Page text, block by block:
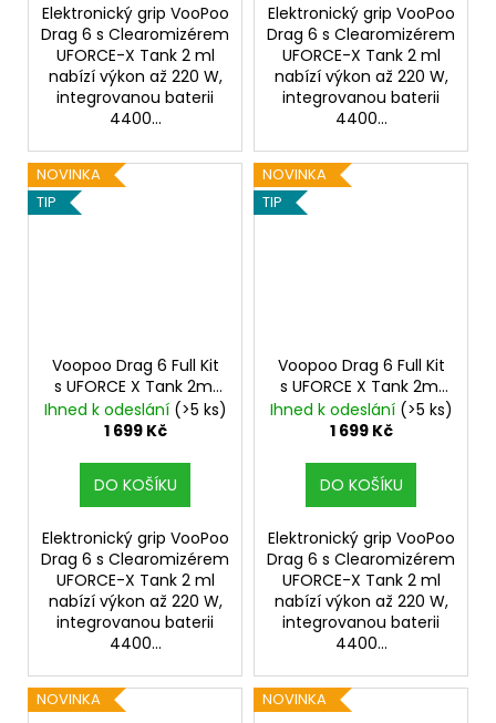
Elektronický grip VooPoo
Drag 6 s Clearomizérem
UFORCE-X Tank 2 ml
nabízí výkon až 220 W,
integrovanou baterii
4400...
Elektronický grip VooPoo
Drag 6 s Clearomizérem
UFORCE-X Tank 2 ml
nabízí výkon až 220 W,
integrovanou baterii
4400...
NOVINKA
TIP
Voopoo Drag 6 Full Kit
s UFORCE X Tank 2ml
Silver4400mAh
Ihned k odeslání (>5 ks)
1 699 Kč
DO KOŠÍKU
Elektronický grip VooPoo
Drag 6 s Clearomizérem
UFORCE-X Tank 2 ml
nabízí výkon až 220 W,
integrovanou baterii
4400...
NOVINKA
TIP
Voopoo Drag 6 Full Kit
s UFORCE X Tank 2ml
Black4400mAh
Ihned k odeslání (>5 ks)
1 699 Kč
DO KOŠÍKU
Elektronický grip VooPoo
Drag 6 s Clearomizérem
UFORCE-X Tank 2 ml
nabízí výkon až 220 W,
integrovanou baterii
4400...
NOVINKA NOVINKA